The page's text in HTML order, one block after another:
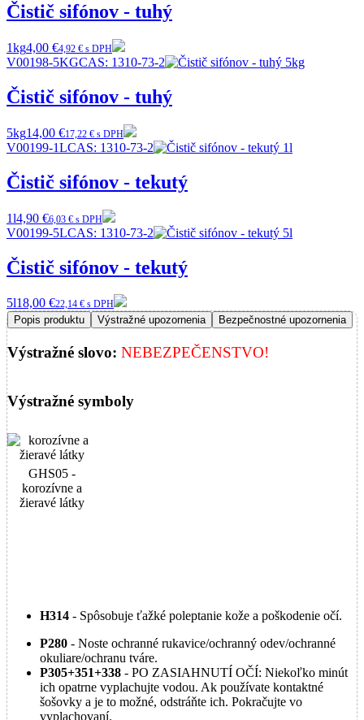
Čistič sifónov - tuhý
1kg4,00 €4,92 € s DPH
V00198-5KGCAS: 1310-73-2
Čistič sifónov - tuhý
5kg14,00 €17,22 € s DPH
V00199-1LCAS: 1310-73-2
Čistič sifónov - tekutý
1l4,90 €6,03 € s DPH
V00199-5LCAS: 1310-73-2
Čistič sifónov - tekutý
5l18,00 €22,14 € s DPH
Popis produktu Výstražné upozornenia Bezpečnostné upozornenia
Výstražné slovo: NEBEZPEČENSTVO!
Výstražné symboly
GHS05 -
korozívne a
žieravé látky
H314 - Spôsobuje ťažké poleptanie kože a poškodenie očí.
P280 - Noste ochranné rukavice/ochranný odev/ochranné
okuliare/ochranu tváre.
P305+351+338 - PO ZASIAHNUTÍ OČÍ: Niekoľko minút
ich opatrne vyplachujte vodou. Ak používate kontaktné
šošovky a je to možné, odstráňte ich. Pokračujte vo
vyplachovaní.